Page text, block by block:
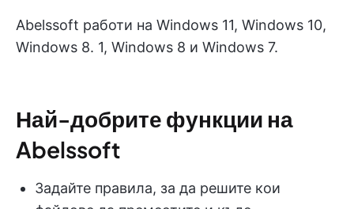
Abelssoft работи на Windows 11, Windows 10,
Windows 8. 1, Windows 8 и Windows 7.
Най-добрите функции на
Abelssoft
Задайте правила, за да решите кои